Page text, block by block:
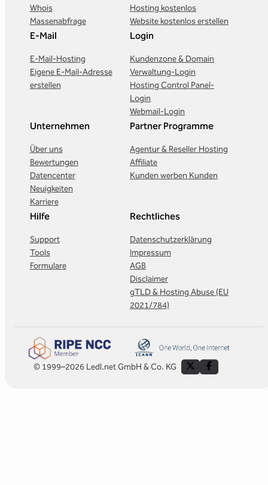
Whois
Massenabfrage
Hosting kostenlos
Website kostenlos erstellen
E-Mail
E-Mail-Hosting
Eigene E-Mail-Adresse
erstellen
Login
Kundenzone & Domain
Verwaltung-Login
Hosting Control Panel-
Login
Webmail-Login
Unternehmen
Über uns
Bewertungen
Datencenter
Neuigkeiten
Karriere
Partner Programme
Agentur & Reseller Hosting
Affiliate
Kunden werben Kunden
Hilfe
Support
Tools
Formulare
Rechtliches
Datenschutzerklärung
Impressum
AGB
Disclaimer
gTLD & Hosting Abuse (EU
2021/784)
© 1999–2026 Ledl.net GmbH & Co. KG